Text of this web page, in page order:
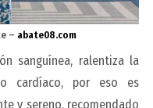
– abate08.com
sanguínea, ralentiza la
cardíaco, por eso es
y sereno, recomendado